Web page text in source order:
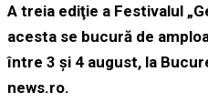
A treia ediţie a Festivalul
acesta se bucură de
între 3 şi 4 august, la
news.ro.